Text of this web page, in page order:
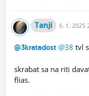
Tanji 6. 1. 2025
@3kratadost @38 tvl
skrabat sa na riti
flias.